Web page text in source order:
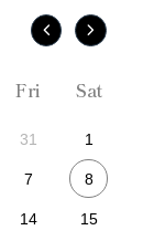
Fri Sat
31 1
7 8
14 15